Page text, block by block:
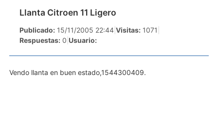
Llanta Citroen 11 Ligero
Publicado: 15/11/2005 22:44 Visitas: 1071
Respuestas: 0 Usuario:
Vendo llanta en buen estado,1544300409.